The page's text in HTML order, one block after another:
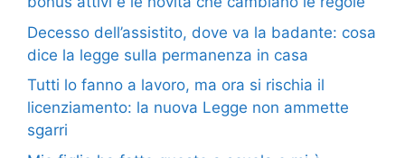
Decesso dell’assistito, dove va la badante: cosa
dice la legge sulla permanenza in casa
Tutti lo fanno a lavoro, ma ora si rischia il
licenziamento: la nuova Legge non ammette
sgarri